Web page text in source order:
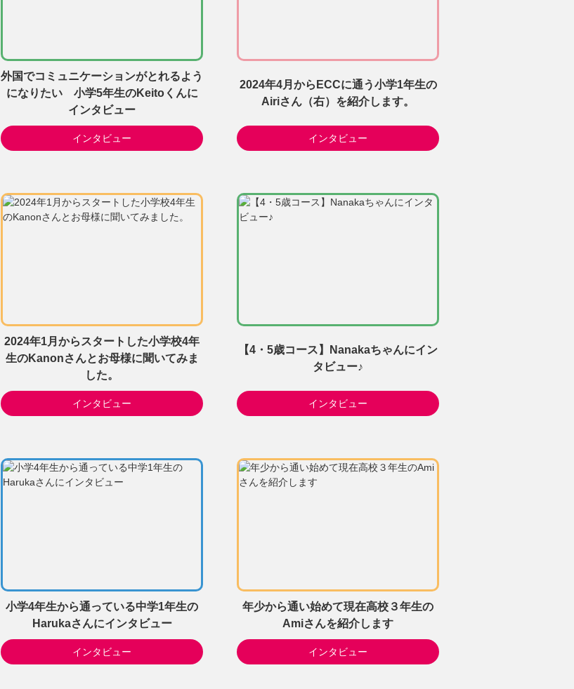
外国でコミュニケーションがとれるよう
になりたい 小学5年生のKeitoくんに
インタビュー
インタビュー
2024年4月からECCに通う小学1年生の
Airiさん（右）を紹介します。
インタビュー
2024年1月からスタートした小学校4年
生のKanonさんとお母様に聞いてみま
した。
インタビュー
【4・5歳コース】Nanakaちゃんにイン
タビュー♪
インタビュー
小学4年生から通っている中学1年生の
Harukaさんにインタビュー
インタビュー
年少から通い始めて現在高校３年生の
Amiさんを紹介します
インタビュー